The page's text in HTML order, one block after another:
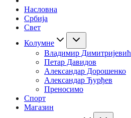
Насловна
Србија
Свет
Колумне
Владимир Димитријевић
Петар Давидов
Александар Дорошенко
Александар Ђурђев
Преносимо
Спорт
Магазин